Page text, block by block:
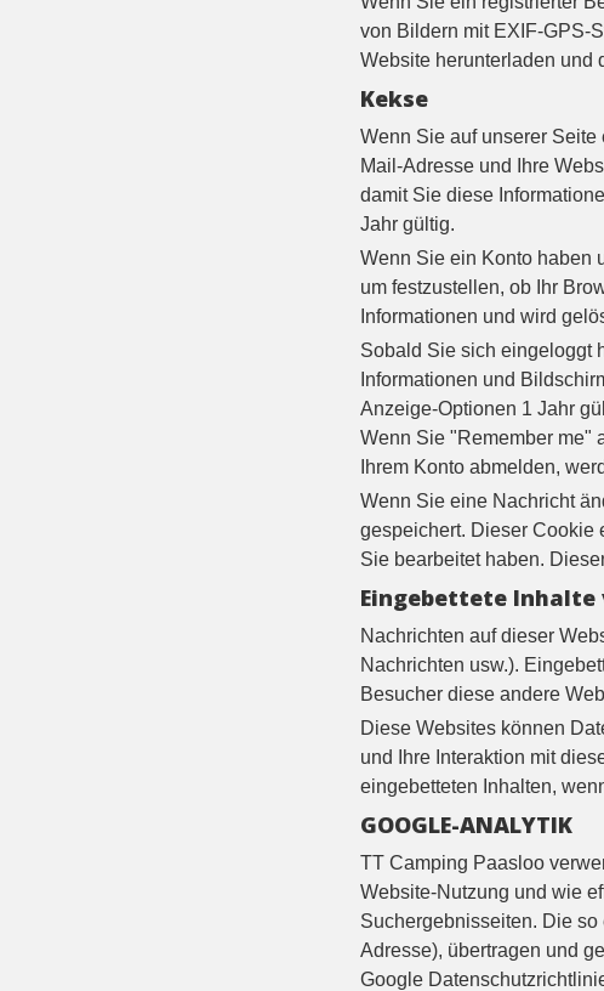
von Bildern mit EXIF-GPS-
Website herunterladen und
Kekse
Wenn Sie auf unserer
Mail-Adresse und Ihre
damit Sie diese
Jahr gültig.
Wenn Sie ein Konto haben
um festzustellen, ob Ihr
Informationen und wird
Sobald Sie sich eingeloggt
Informationen und
Anzeige-Optionen 1 Jahr
Wenn Sie "Remember me"
Ihrem Konto abmelden,
Wenn Sie eine Nachricht
gespeichert. Dieser Cookie
Sie bearbeitet haben.
Eingebettete Inhalte
Nachrichten auf dieser
Nachrichten usw.).
Besucher diese andere
Diese Websites können
und Ihre Interaktion mit
eingebetteten Inhalten,
GOOGLE-ANALYTIK
TT Camping Paasloo
Website-Nutzung und wie
Suchergebnisseiten. Die
Adresse), übertragen und
Google